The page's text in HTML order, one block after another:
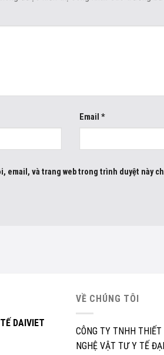
Email *
email, và trang web trong trình duyệt này
DAIVIET
VỀ CHÚNG TÔI
CÔNG TY TNHH THIẾT
NGHỆ VẬT TƯ Y TẾ